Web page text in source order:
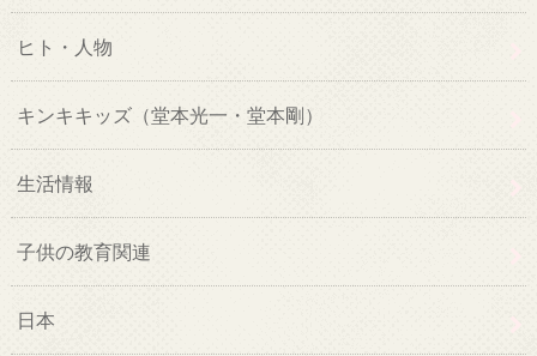
ヒト・人物
キンキキッズ（堂本光一・堂本剛）
生活情報
子供の教育関連
日本